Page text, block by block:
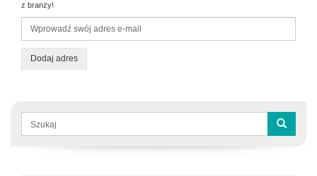
z branży!
Dodaj adres
Formularz
wyszukiwania